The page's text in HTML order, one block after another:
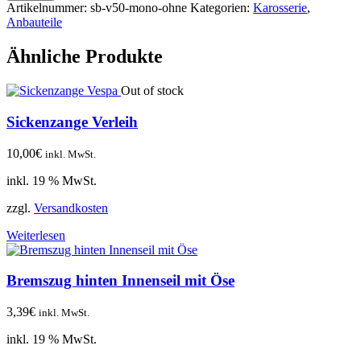
Artikelnummer: sb-v50-mono-ohne Kategorien: Karosserie,
Anbauteile
Ähnliche Produkte
Out of stock
Sickenzange Verleih
10,00€ inkl. MwSt.
inkl. 19 % MwSt.
zzgl. Versandkosten
Weiterlesen
Bremszug hinten Innenseil mit Öse
3,39€ inkl. MwSt.
inkl. 19 % MwSt.